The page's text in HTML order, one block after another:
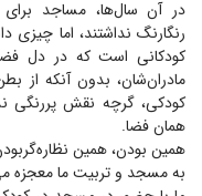
در آن سال‌ها، مساجد برای
رنگارنگ نداشتند، اما
کودکانی است که در دل
مادران‌شان، بدون آنکه از
کودکی، گرچه نقش پررنگی
همان فضا.
همین بودن، همین
به مسجد و تربیت ما معجزه